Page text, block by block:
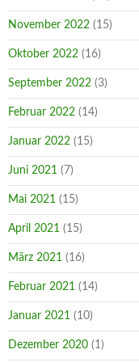
November 2022 (15)
Oktober 2022 (16)
September 2022 (3)
Februar 2022 (14)
Januar 2022 (15)
Juni 2021 (7)
Mai 2021 (15)
April 2021 (15)
März 2021 (16)
Februar 2021 (14)
Januar 2021 (10)
Dezember 2020 (1)